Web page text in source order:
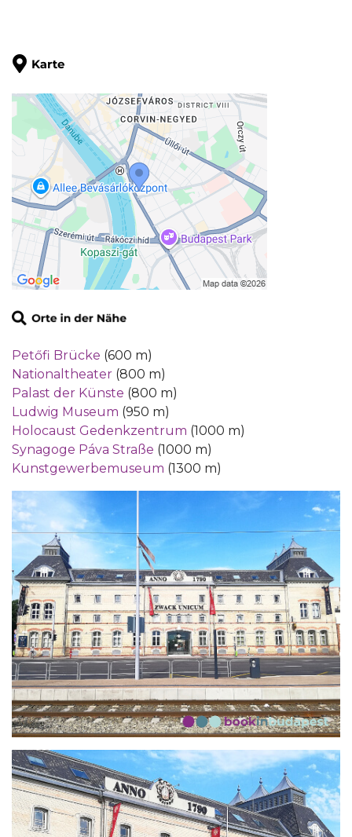
Petőfi Brücke (600 m)
Nationaltheater (800 m)
Palast der Künste (800 m)
Ludwig Museum (950 m)
Holocaust Gedenkzentrum (1000 m)
Synagoge Páva Straße (1000 m)
Kunstgewerbemuseum (1300 m)